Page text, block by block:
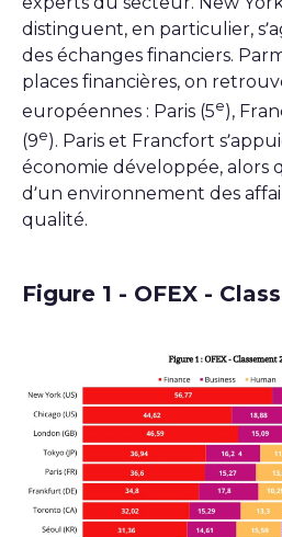
distinguent, en particulier,
des échanges financiers.
places financières, on
européennes : Paris (5e),
(9e). Paris et Francfort
économie développée, alors
d’un environnement des
qualité.
Figure 1 - OFEX -